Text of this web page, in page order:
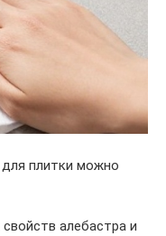
плитки можно
алебастра и